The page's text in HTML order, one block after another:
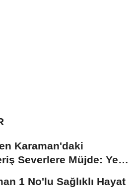
Karaman'daki
Severlere Müjde: Yeni
1 No'lu Sağlıklı Hayat